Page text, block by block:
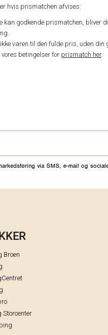
hvis prismatchen afvises:
kan godkende prismatchen, bliver
varen til den fulde pris, uden din
vores betingelser for prismatch her.
via SMS, e-mail og
Broen
Storcenter